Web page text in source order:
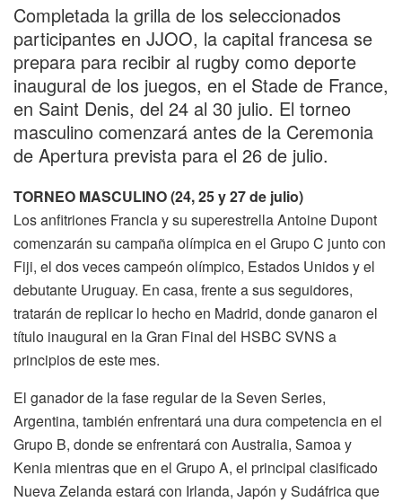
Completada la grilla de los seleccionados
participantes en JJOO, la capital francesa se
prepara para recibir al rugby como deporte
inaugural de los juegos, en el Stade de France,
en Saint Denis, del 24 al 30 julio. El torneo
masculino comenzará antes de la Ceremonia
de Apertura prevista para el 26 de julio.
TORNEO MASCULINO (24, 25 y 27 de julio)
Los anfitriones Francia y su superestrella Antoine Dupont
comenzarán su campaña olímpica en el Grupo C junto con
Fiji, el dos veces campeón olímpico, Estados Unidos y el
debutante Uruguay. En casa, frente a sus seguidores,
tratarán de replicar lo hecho en Madrid, donde ganaron el
título inaugural en la Gran Final del HSBC SVNS a
principios de este mes.
El ganador de la fase regular de la Seven Series,
Argentina, también enfrentará una dura competencia en el
Grupo B, donde se enfrentará con Australia, Samoa y
Kenia mientras que en el Grupo A, el principal clasificado
Nueva Zelanda estará con Irlanda, Japón y Sudáfrica que